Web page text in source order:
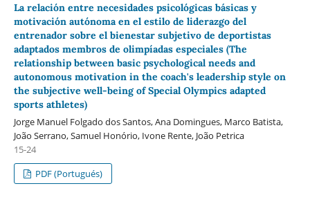
La relación entre necesidades psicológicas básicas y
motivación autónoma en el estilo de liderazgo del
entrenador sobre el bienestar subjetivo de deportistas
adaptados membros de olimpíadas especiales (The
relationship between basic psychological needs and
autonomous motivation in the coach's leadership style on
the subjective well-being of Special Olympics adapted
sports athletes)
Jorge Manuel Folgado dos Santos, Ana Domingues, Marco Batista,
João Serrano, Samuel Honório, Ivone Rente, João Petrica
15-24
PDF (Portugués)